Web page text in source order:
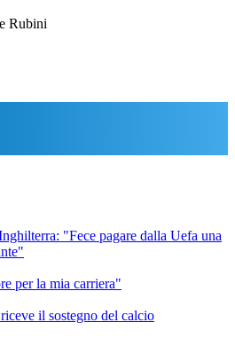
Rubini
"Fece pagare dalla Uefa una
per la mia carriera"
il sostegno del calcio